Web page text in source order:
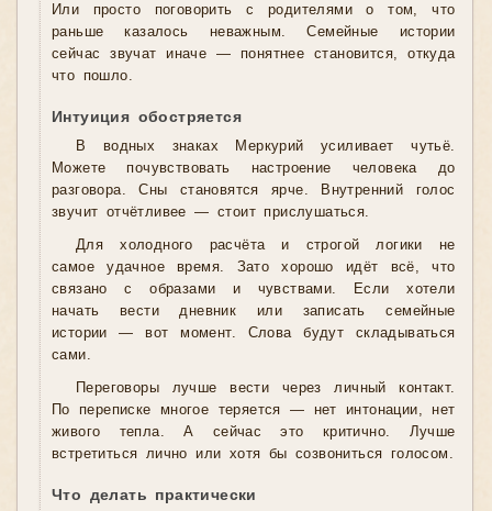
Или просто поговорить с родителями о том, что
раньше казалось неважным. Семейные истории
сейчас звучат иначе — понятнее становится, откуда
что пошло.
Интуиция обостряется
В водных знаках Меркурий усиливает чутьё.
Можете почувствовать настроение человека до
разговора. Сны становятся ярче. Внутренний голос
звучит отчётливее — стоит прислушаться.
Для холодного расчёта и строгой логики не
самое удачное время. Зато хорошо идёт всё, что
связано с образами и чувствами. Если хотели
начать вести дневник или записать семейные
истории — вот момент. Слова будут складываться
сами.
Переговоры лучше вести через личный контакт.
По переписке многое теряется — нет интонации, нет
живого тепла. А сейчас это критично. Лучше
встретиться лично или хотя бы созвониться голосом.
Что делать практически